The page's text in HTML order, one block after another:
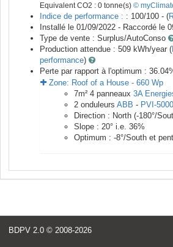
Equivalent CO2 : 0 tonne(s) ©
Indice de performance : : 100/100 - (
Installé le 01/09/2022 - Raccordé le
Type de vente : Surplus/AutoConso
Production attendue : 509 kWh/year (
performance)
Perte par rapport à l'optimum : 36.04
Zone: Roof of a House - 660 Wp
7m² 4 panneaux 3A
2 onduleurs ABB - PVI-
Direction : North (-180°/
Slope : 20° i.e. 36%
Optimum : -8°/South et
BDPV 2.0 © 2008-2026